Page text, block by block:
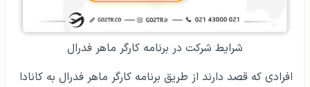
شرایط شرکت در برنامه‌ کارگر ماهر فدرال
افرادی که قصد دارند از طریق برنامه‌ کارگر ماهر فدرال به کانادا